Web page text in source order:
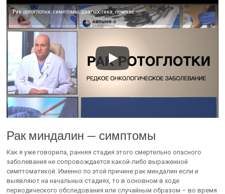
Рак ротоглотки: симптомы, диагностика, лечение.
Рак миндалин — симптомы
Как я уже говорила, ранняя стадия этого смертельно опасного
заболевания не сопровождается какой-либо выраженной
симптоматикой. Именно по этой причине рак миндалин если и
выявляют на начальных стадиях, то в основном в ходе
периодического обследования или случайным образом – во время